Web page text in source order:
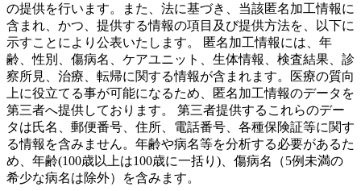
の提供を行います。また、法に基づき、当該匿名加工情報に
含まれ、かつ、提供する情報の項目及び提供方法を、以下に
示すことにより公表いたします。 匿名加工情報には、年
齢、性別、傷病名、ケアユニット、生体情報、検査結果、診
察所見、治療、転帰に関する情報が含まれます。医療の質向
上に役立てる事が可能になるため、匿名加工情報のデータを
第三者へ提供しております。 第三者提供するこれらのデー
タは氏名、郵便番号、住所、電話番号、各種保険証等に関す
る情報を含みません。年齢や病名等を分析する必要があるた
め、年齢(100歳以上は100歳に一括り)、傷病名（5例未満の
希少な病名は除外）を含みます。